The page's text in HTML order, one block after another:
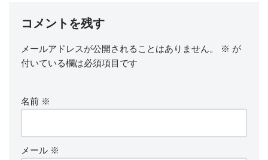
コメントを残す
メールアドレスが公開されることはありません。 ※ が
付いている欄は必須項目です
名前 ※
メール ※